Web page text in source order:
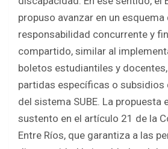
propuso avanzar en un esquema
responsabilidad concurrente y
compartido, similar al
boletos estudiantiles y
partidas específicas o subsidios
del sistema SUBE. La propuesta
sustento en el artículo 21 de la
Entre Ríos, que garantiza a las